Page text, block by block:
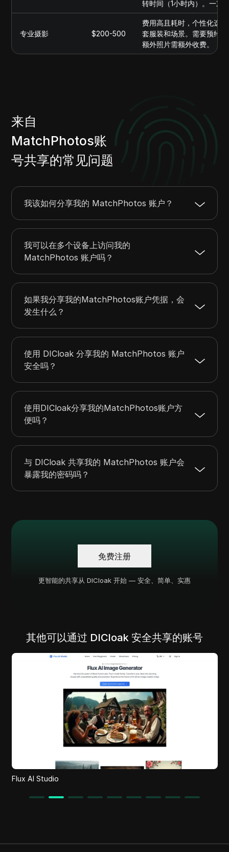
转时间（1小时内）。一次
专业摄影 $200-500
费用高且耗时，个性化选
套服装和场景。需要预约
额外照片需额外收费。
来自
MatchPhotos账
号共享的常见问题
我该如何分享我的 MatchPhotos 账户？
我可以在多个设备上访问我的
MatchPhotos 账户吗？
如果我分享我的MatchPhotos账户凭据，会
发生什么？
使用 DICloak 分享我的 MatchPhotos 账户
安全吗？
使用DICloak分享我的MatchPhotos账户方
便吗？
与 DICloak 共享我的 MatchPhotos 账户会
暴露我的密码吗？
免费注册
更智能的共享从 DICloak 开始 — 安全、简单、实惠
其他可以通过 DICloak 安全共享的账号